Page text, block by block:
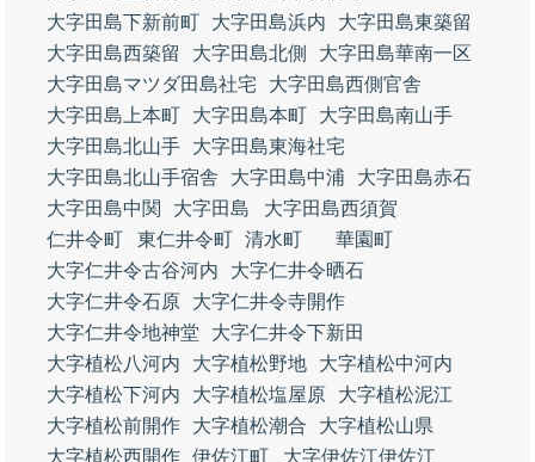
大字田島下新前町
大字田島浜内
大字田島東築留
大字田島西築留
大字田島北側
大字田島華南一区
大字田島マツダ田島社宅
大字田島西側官舎
大字田島上本町
大字田島本町
大字田島南山手
大字田島北山手
大字田島東海社宅
大字田島北山手宿舎
大字田島中浦
大字田島赤石
大字田島中関
大字田島
大字田島西須賀
仁井令町
東仁井令町 清水町
華園町
大字仁井令古谷河内
大字仁井令晒石
大字仁井令石原
大字仁井令寺開作
大字仁井令地神堂
大字仁井令下新田
大字植松八河内
大字植松野地
大字植松中河内
大字植松下河内
大字植松塩屋原
大字植松泥江
大字植松前開作
大字植松潮合
大字植松山県
大字植松西開作 伊佐江町
大字伊佐江伊佐江